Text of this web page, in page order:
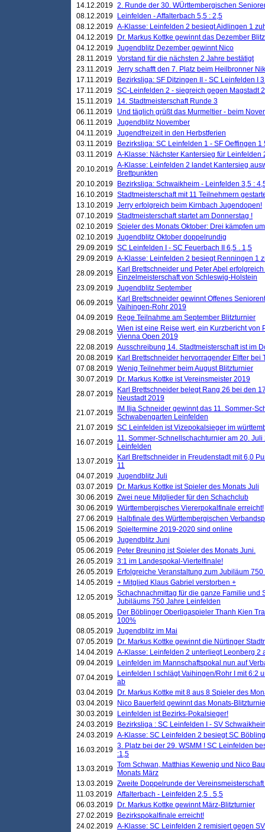
14.12.2019 2. Runde der 30. WÜrttembergischen
08.12.2019
Leinfelden - Affalterbach 5,5 : 2,5
08.12.2019 A-Klasse: Leinfelden 2 besiegt Aidlingen 1
04.12.2019
Dr. Markus Kottke gewinnt das Dezember
04.12.2019 Jugendblitz Dezember gewinnt Nico
28.11.2019 Vorstand für die nächsten 2 Jahre bestätigt
23.11.2019 Jerry schafft den 7. Platz beim Heilbronner
17.11.2019
Bezirksliga: SF Ditzingen II - SC Leinfelden I
17.11.2019 SC-Leinfelden 2 - siegreich gegen Magstadt 2
15.11.2019
14. Stadtmeisterschaft Runde 3
06.11.2019
Und täglich grüßt das Murmeltier - beim
06.11.2019 Jugendblitz November
04.11.2019 Jugendfreizeit in den Herbstferien
03.11.2019
Bezirksliga: SC Leinfelden 1 - SF Oeffingen 1
03.11.2019 A-Klasse: Nächster Kantersieg für Leinfelden
20.10.2019 A-Klasse: Leinfelden 2 landet Kantersieg
Brettpunkten
20.10.2019
Bezirksliga: Schwaikheim - Leinfelden 3,5 :
16.10.2019 Stadtmeisterschaft mit 11 Teilnehmern
13.10.2019 Jerry erfolgreich beim Kirnbach Jugendopen!
07.10.2019 Stadtmeisterschaft startet am Donnerstag !
02.10.2019 Spieler des Monats Oktober: Drei kämpfen
02.10.2019 Jugendblitz Oktober doppelrundig
29.09.2019 SC Leinfelden I - SC Feuerbach II 6,5 . 1,5
29.09.2019 A-Klasse: Leinfelden 2 besiegt Renningen 1
28.09.2019
Karl Brettschneider und Peter Abel
Einzelmeisterschaft von Schleswig-Holstein
23.09.2019 Jugendblitz September
06.09.2019
Karl Brettschneider gewinnt Offenes
Vaihingen-Rohr 2019
04.09.2019
Rege Teilnahme am September Blitzturnier
29.08.2019 Wien ist eine Reise wert, ein Kurzbericht von
Vienna Open 2019
22.08.2019 Ausschreibung 14. Stadtmeisterschaft ist im
20.08.2019
Karl Brettschneider hervorragender Elfter bei
07.08.2019 Wenig Teilnehmer beim August Blitzturnier
30.07.2019
Dr. Markus Kottke ist Vereinsmeister 2019
28.07.2019
Karl Brettschneider belegt Rang 26 bei den
Neustadt 2019
21.07.2019
IM Ilja Schneider gewinnt das 11. Sommer-
Schwabengarten Leinfelden
21.07.2019 SC Leinfelden ist Vizepokalsieger im
16.07.2019 11. Sommer-Schnellschachturnier am 20.
Leinfelden
13.07.2019
Karl Brettschneider in Freudenstadt mit 6,0
11
04.07.2019 Jugendblitz Juli
03.07.2019
Dr. Markus Kottke ist Spieler des Monats Juli
30.06.2019 Zwei neue Mitglieder für den Schachclub
30.06.2019 Württembergisches Viererpokalfinale erreicht!
27.06.2019
Halbfinale des Württembergischen
15.06.2019 Spieltermine 2019-2020 sind online
05.06.2019 Jugendblitz Juni
05.06.2019
Peter Breuning ist Spieler des Monats Juni.
26.05.2019 3:1 im Landespokal-Viertelfinale!
26.05.2019
Erfolgreiche Veranstaltung zum Jubiläum
14.05.2019 + Mitglied Klaus Gabriel verstorben +
12.05.2019 Schachnachmittag für die ganze Familie und
Jubiläums 750 Jahre Leinfelden
08.05.2019
Der Böblinger Oberligaspieler Thanh Kien
100%
08.05.2019 Jugendblitz im Mai
07.05.2019
Dr. Markus Kottke gewinnt die Nürtinger
14.04.2019 A-Klasse: Leinfelden 2 unterliegt Leonberg 2
09.04.2019
Leinfelden im Mannschaftspokal nun auf
07.04.2019
Leinfelden I schlägt Vaihingen/Rohr I mit 6:2
ab
03.04.2019
Dr. Markus Kottke mit 8 aus 8 Spieler des
03.04.2019
Nico Bauerfeld gewinnt das Monats-
30.03.2019
Leinfelden ist Bezirks-Pokalsieger!
24.03.2019
Bezirksliga : SC Leinfelden I - SV
24.03.2019 A-Klasse: SC Leinfelden 2 besiegt SC
16.03.2019 3. Platz bei der 29. WSMM ! SC Leinfelden
:1,5
13.03.2019 Tom Schwan, Matthias Kewenig und Nico
Monats März
13.03.2019 Zweite Doppelrunde der
11.03.2019 Affalterbach - Leinfelden 2,5 . 5,5
06.03.2019
Dr. Markus Kottke gewinnt März-Blitzturnier
27.02.2019
Bezirkspokalfinale erreicht!
24.02.2019 A-Klasse: SC Leinfelden 2 remisiert gegen